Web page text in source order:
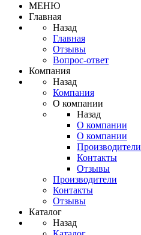
МЕНЮ
Главная
Назад
Главная
Отзывы
Вопрос-ответ
Компания
Назад
Компания
О компании
Назад
О компании
О компании
Производители
Контакты
Отзывы
Производители
Контакты
Отзывы
Каталог
Назад